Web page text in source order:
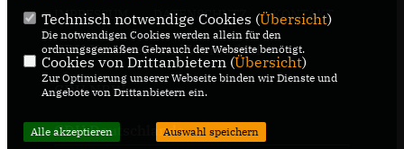
IMPRESSUM DATENSCHUTZ KONTAKT
CDU Kreisverband Warendorf-
Beckum
CDU NRW
CDU Deutschlands
Technisch notwendige Cookies (Übersicht)
Die notwendigen Cookies werden allein für den
ordnungsgemäßen Gebrauch der Webseite benötigt.
Cookies von Drittanbietern (Übersicht)
Zur Optimierung unserer Webseite binden wir Dienste und
Angebote von Drittanbietern ein.
Alle akzeptieren Auswahl speichern